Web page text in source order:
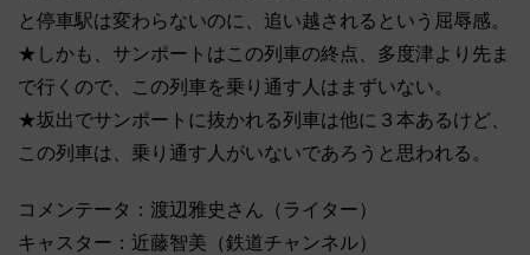
と停車駅は変わらないのに、追い越されるという屈辱感。
★しかも、サンポートはこの列車の終点、多度津より先ま
で行くので、この列車を乗り通す人はまずいない。
★坂出でサンポートに抜かれる列車は他に３本あるけど、
この列車は、乗り通す人がいないであろうと思われる。
コメンテータ：渡辺雅史さん（ライター）
キャスター：近藤智美（鉄道チャンネル）